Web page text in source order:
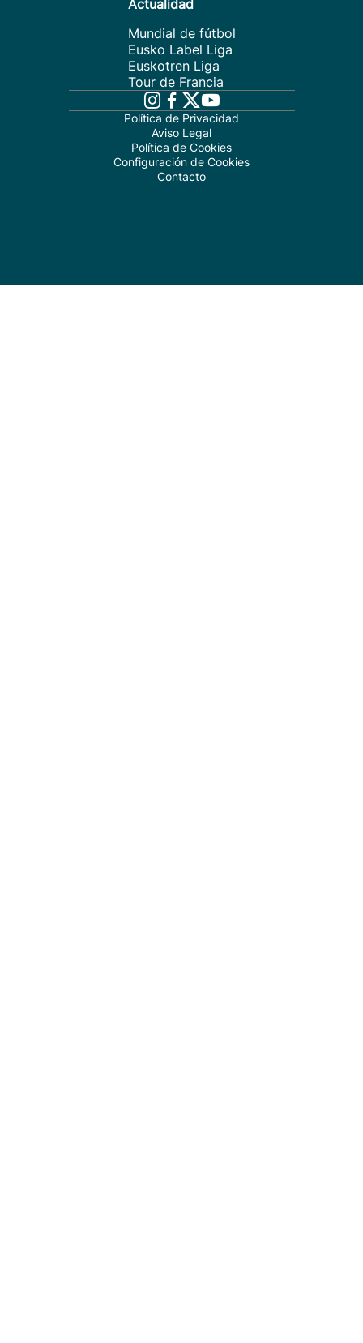
Actualidad
Mundial de fútbol
Eusko Label Liga
Euskotren Liga
Tour de Francia
Política de Privacidad
Aviso Legal
Política de Cookies
Configuración de Cookies
Contacto